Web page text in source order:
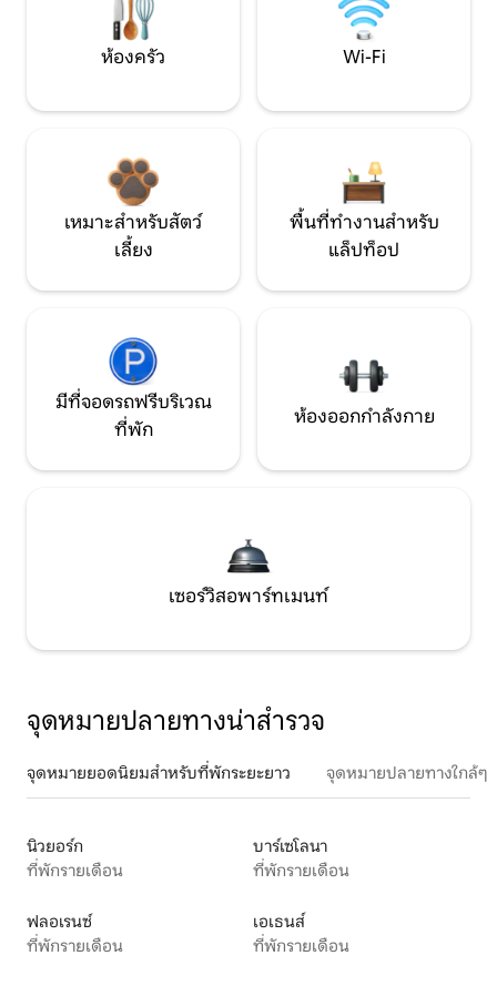
ห้องครัว Wi-Fi
เหมาะสำหรับสัตว์
เลี้ยง
พื้นที่ทำงานสำหรับ
แล็ปท็อป
มีที่จอดรถฟรีบริเวณ
ที่พัก
ห้องออกกำลังกาย
เซอร์วิสอพาร์ทเมนท์
จุดหมายปลายทางน่าสำรวจ
จุดหมายยอดนิยมสำหรับที่พักระยะยาว จุดหมายปลายทางใกล้ๆ
นิวยอร์ก
ที่พักรายเดือน
บาร์เซโลนา
ที่พักรายเดือน
ฟลอเรนซ์
ที่พักรายเดือน
เอเธนส์
ที่พักรายเดือน